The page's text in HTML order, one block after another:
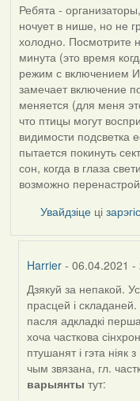
Ребята -
ночует в нише, но не
холодно. Посмотрите
минута (это время
режим с включением
замечает включение
меняется (для меня
что птицы могут
видимости подсветка
пытается покинуть
сон, когда в глаза
возможно
Увайдзіце ці
Harrier - 06.04.2021 -
In
reply
to
by
ZNR
Дзякуй за непакой.
прасцей і
пасля адкладкі
хоча часткова
птушанят і гэта ніяк
чым звязана, гл.
варыянтытут: